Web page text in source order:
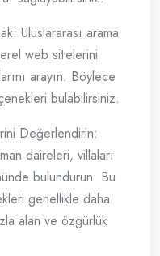
Uluslararası arama
web sitelerini
arayın. Böylece
bulabilirsiniz.
Değerlendirin:
daireleri, villaları
bulundurun. Bu
genellikle daha
alan ve özgürlük